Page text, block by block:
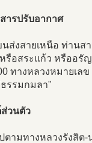
ารปรับอากาศ
ส่งสายเหนือ ท่านส
รือสระแก้ว หรืออรัญ
ทางหลวงหมายเล
รรมกมลา"
วนตัว
ตามทางหลวงรังสิต